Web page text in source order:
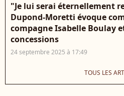
"Je lui serai éternellement
Dupond-Moretti évoque
compagne Isabelle Boulay
concessions
24 septembre 2025 à 17:49
TOUS LES